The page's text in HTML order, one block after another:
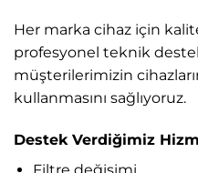
Her marka cihaz için
profesyonel teknik
müşterilerimizin
kullanmasını sağlıyoruz.
Destek Verdiğimiz